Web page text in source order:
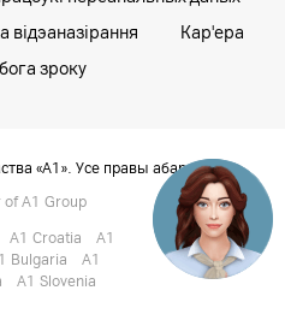
відэаназірання
Кар'ера
зроку
«А1». Усе правы абароненыя.
of A1 Group
A1 Croatia
А1
Bulgaria
A1
A1 Slovenia